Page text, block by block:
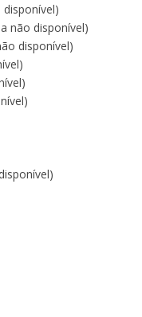
não disponível)
disponível)